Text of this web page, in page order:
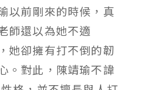
以前剛來的時候，真
師還以為她不適
她卻擁有打不倒的韌
。對此，陳靖瑜不諱